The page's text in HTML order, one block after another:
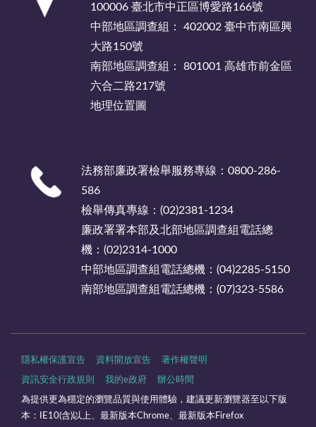
100006 臺北市中正區博愛路166號
中部地區調查組： 402002 臺中市南區興
大路150號
南部地區調查組： 801001 高雄市前金區
六合二路217號
地理位置圖
法務部廉政署檢舉服務專線：0800-286-
586
檢舉傳真專線：(02)2381-1234
廉政署署本部及北部地區調查組電話總
機：(02)2314-1000
中部地區調查組電話總機：(04)2285-5150
南部地區調查組電話總機：(07)323-5586
隱私權保護宣告 資料開放宣告 著作權聲明
資訊安全行政規則 我的e政府 辦公時間
為提供更為穩定的瀏覽品質與使用體驗，建議更新瀏覽器至以下版
本：IE10(含)以上、最新版本Chrome、最新版本Firefox